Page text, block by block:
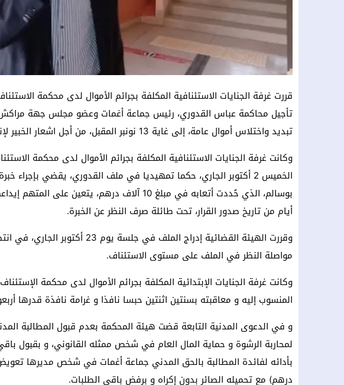
تأجيل محاكمة عباس القدوري، رئيس جماعة أغمات وعضو مجلس جهة مراكش
تبديد واختلاس أموال عامة، إلى غاية 13 نونبر المقبل، من أجل اشعار الخبير لإنجاز مهمته.
وكانت غرفة الجنايات الاستئنافية المكلفة بجرائم الأموال لدى محكمة
الخميس 2 أكتوبر الجاري، حكما تمهيديا في ملف القدوري، يقضي بإجراء
بوسالم، الذي حُددت أتعابه في مبلغ 10 آلاف درهم،
أيام من تاريخ صدور القرار، تحت طائلة صرف النظر عن الخبرة.
وقررت الهيئة القضائية إدراج الملف
مواصلة النظر في الملف على مستوى الاستئناف.
وكانت غرفة الجنايات الإبتدائية المكلفة بجرائم الأموال لدى محكمة
المنسوب إليه و معاقبته بسنتين اثنتين حبسا نافذا و غرامة نافذة قدرها
و في الدعوى المدنية التابعة قضت هيئة المحكمة بعدم قبول المطالبة
لمحاربة الرشوة و حماية المال العام في شخص ممثله القانوني، و بقبول
درهم) مع تحميله الصائر بدون إكراه و برفض باقي الطلبات.